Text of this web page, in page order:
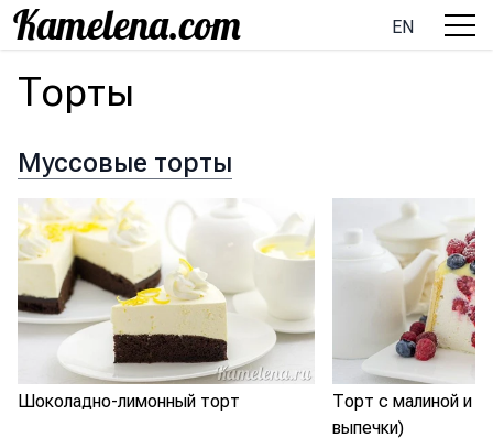
EN
Торты
Муссовые торты
Шоколадно-лимонный торт
Торт с малиной и
выпечки)